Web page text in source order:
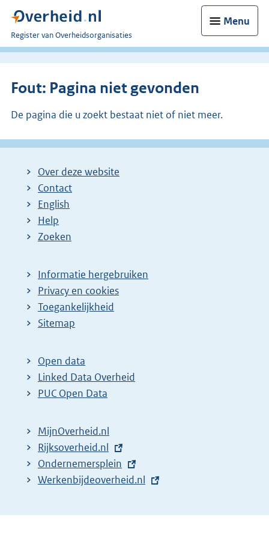
Menu
U
bent
Register van Overheidsorganisaties
Fout: Pagina niet gevonden
De pagina die u zoekt bestaat niet of niet meer.
Over deze website
Contact
English
Help
Zoeken
Informatie hergebruiken
Privacy en cookies
Toegankelijkheid
Sitemap
Open data
Linked Data Overheid
PUC Open Data
MijnOverheid.nl
E
x
t
r
Rijksoverheid.nl
E
x
e
Ondernemersplein
E
t
Werkenbijdeoverheid.nl